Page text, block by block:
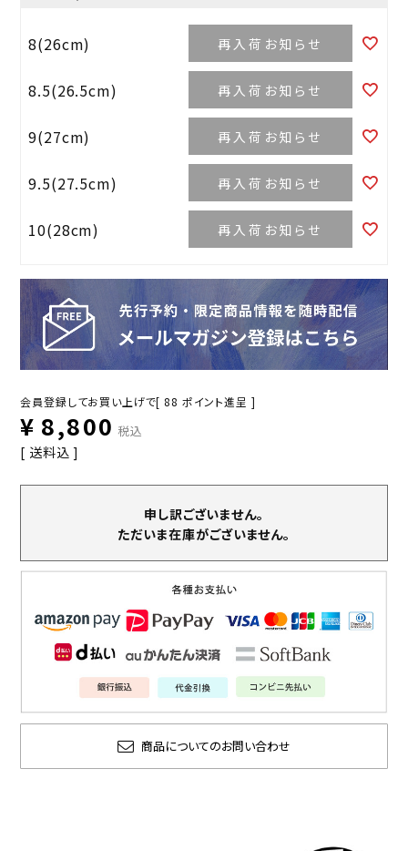
8(26cm) 再入荷お知らせ
8.5(26.5cm) 再入荷お知らせ
9(27cm) 再入荷お知らせ
9.5(27.5cm) 再入荷お知らせ
10(28cm) 再入荷お知らせ
会員登録してお買い上げで[ 88 ポイント進呈 ]
¥ 8,800 税込
送料込
申し訳ございません。
ただいま在庫がございません。
商品についてのお問い合わせ